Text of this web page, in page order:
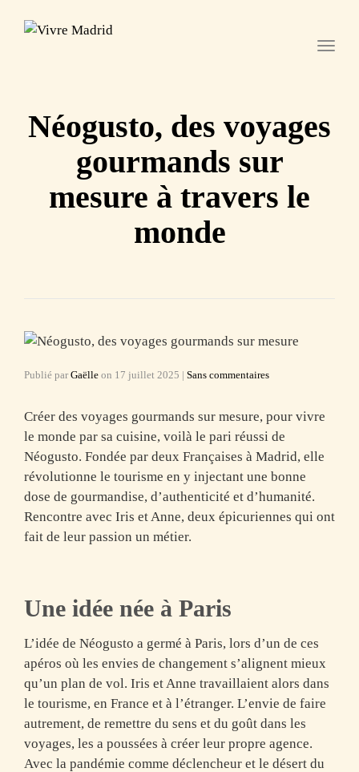
Néogusto, des voyages
gourmands sur
mesure à travers le
monde
Publié parGaëlle on 17 juillet 2025 | Sans commentaires
Créer des voyages gourmands sur mesure, pour vivre
le monde par sa cuisine, voilà le pari réussi de
Néogusto. Fondée par deux Françaises à Madrid, elle
révolutionne le tourisme en y injectant une bonne
dose de gourmandise, d’authenticité et d’humanité.
Rencontre avec Iris et Anne, deux épicuriennes qui ont
fait de leur passion un métier.
Une idée née à Paris
L’idée de Néogusto a germé à Paris, lors d’un de ces
apéros où les envies de changement s’alignent mieux
qu’un plan de vol. Iris et Anne travaillaient alors dans
le tourisme, en France et à l’étranger. L’envie de faire
autrement, de remettre du sens et du goût dans les
voyages, les a poussées à créer leur propre agence.
Avec la pandémie comme déclencheur et le désert du